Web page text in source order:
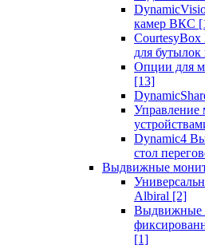
камер ВКС
для бутылок
Опции для
[13]
Управление
Dynamic4
стол
Выдвижные
Albiral [2]
Выдвижные
[1]